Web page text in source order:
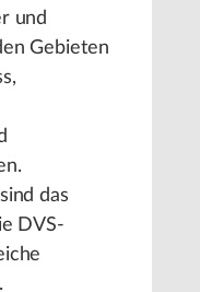
und
Gebieten
das
DVS-